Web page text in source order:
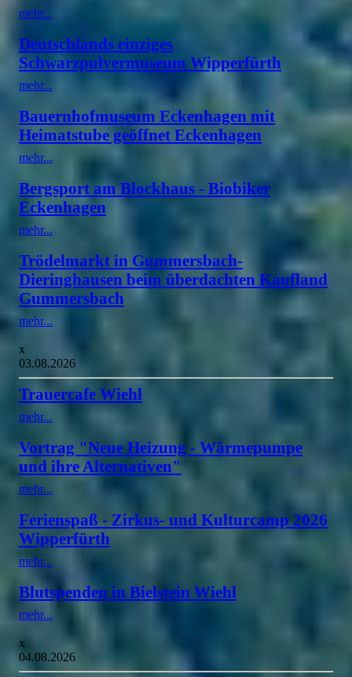
mehr...
Deutschlands einziges
Schwarzpulvermuseum Wipperfürth
mehr...
Bauernhofmuseum Eckenhagen mit
Heimatstube geöffnet Eckenhagen
mehr...
Bergsport am Blockhaus - Biobiker
Eckenhagen
mehr...
Trödelmarkt in Gummersbach-
Dieringhausen beim überdachten Kaufland
Gummersbach
mehr...
x
03.08.2026
Trauercafe Wiehl
mehr...
Vortrag "Neue Heizung - Wärmepumpe
und ihre Alternativen"
mehr...
Ferienspaß - Zirkus- und Kulturcamp 2026
Wipperfürth
mehr...
Blutspenden in Bielstein Wiehl
mehr...
x
04.08.2026